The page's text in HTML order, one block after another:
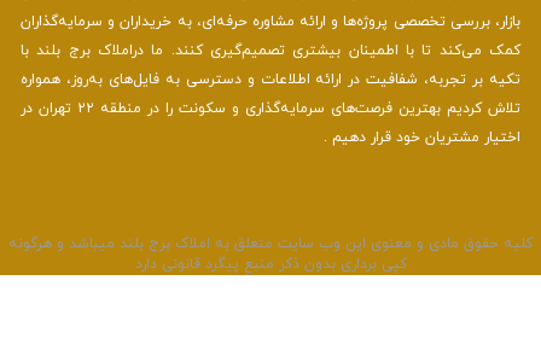
بازار، بررسی تخصصی پروژه‌ها و ارائه مشاوره حرفه‌ای، به خریداران و سرمایه‌گذاران
کمک می‌کند تا با اطمینان بیشتری تصمیم‌گیری کنند. ما دراملاک برج بلند با
تکیه بر تجربه، شفافیت در ارائه اطلاعات و دسترسی به فایل‌های به‌روز، همواره
تلاش کردیم بهترین فرصت‌های سرمایه‌گذاری و سکونت را در منطقه ۲۲ تهران در
اختیار مشتریان خود قرار دهیم .
حقوق مادی و معنوی این وب سایت متعلق به املاک برج بلند میباشد و هرگونه
کپی برداری بدون ذکر منبع پیگرد قانونی دارد